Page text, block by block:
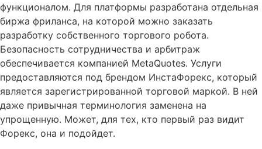
функционалом. Для платформы разработана отдельная
биржа фриланса, на которой можно заказать
разработку собственного торгового робота.
Безопасность сотрудничества и арбитраж
обеспечивается компанией MetaQuotes. Услуги
предоставляются под брендом ИнстаФорекс, который
является зарегистрированной торговой маркой. В ней
даже привычная терминология заменена на
упрощенную. Может, для тех, кто первый раз видит
Форекс, она и подойдет.